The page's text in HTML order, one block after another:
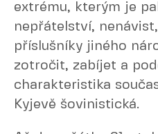
extrému, kterým je
nepřátelství,
příslušníky jiného
zotročit, zabíjet a
charakteristika
Kyjevě šovinistická.